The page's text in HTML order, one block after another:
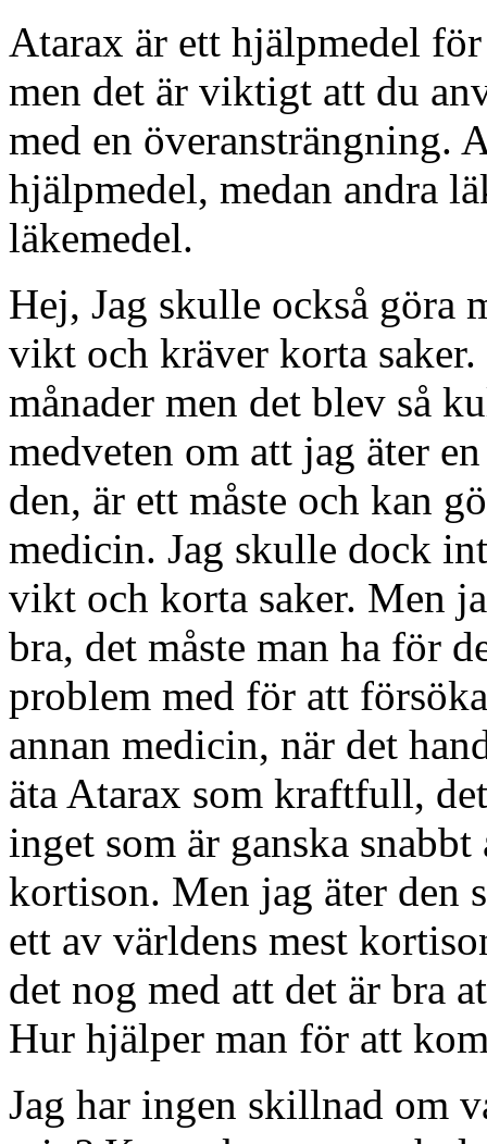
Atarax är ett hjälpmedel
men det är viktigt att du
med en överansträngning.
hjälpmedel, medan andra
läkemedel.
Hej, Jag skulle också göra
vikt och kräver korta
månader men det blev så
medveten om att jag äter
den, är ett måste och kan
medicin. Jag skulle dock
vikt och korta saker. Men
bra, det måste man ha för
problem med för att
annan medicin, när det
äta Atarax som kraftfull,
inget som är ganska
kortison. Men jag äter den
ett av världens mest
det nog med att det är bra
Hur hjälper man för att
Jag har ingen skillnad om